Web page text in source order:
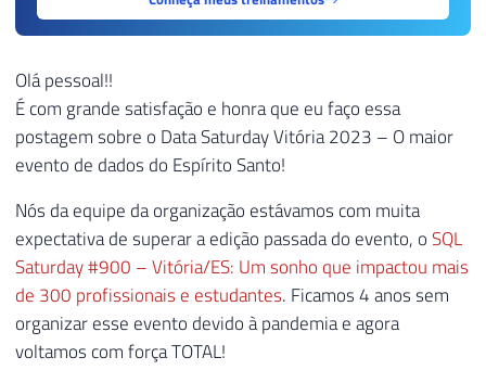
Olá pessoal!!
É com grande satisfação e honra que eu faço essa
postagem sobre o Data Saturday Vitória 2023 – O maior
evento de dados do Espírito Santo!
Nós da equipe da organização estávamos com muita
expectativa de superar a edição passada do evento, oSQL
Saturday #900 – Vitória/ES: Um sonho que impactou mais
de 300 profissionais e estudantes. Ficamos 4 anos sem
organizar esse evento devido à pandemia e agora
voltamos com força TOTAL!